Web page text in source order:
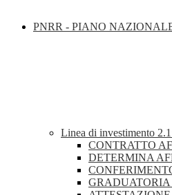
PNRR - PIANO
Linea di investimento
CONTRATTO
DETERMINA
GRADUATORIA